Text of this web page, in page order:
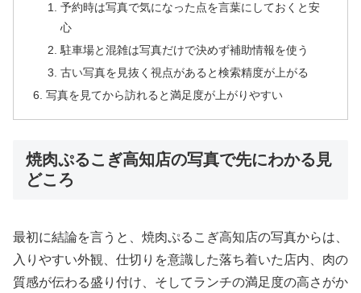
予約時は写真で気になった点を言葉にしておくと安
心
駐車場と混雑は写真だけで決めず補助情報を使う
古い写真を見抜く視点があると検索精度が上がる
写真を見てから訪れると満足度が上がりやすい
焼肉ぷるこぎ高知店の写真で先にわかる見
どころ
最初に結論を言うと、焼肉ぷるこぎ高知店の写真からは、
入りやすい外観、仕切りを意識した落ち着いた店内、肉の
質感が伝わる盛り付け、そしてランチの満足度の高さがか